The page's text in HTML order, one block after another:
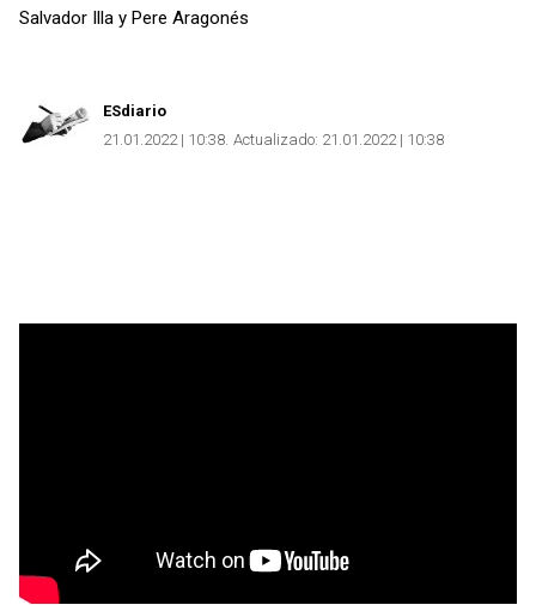
Salvador Illa y Pere Aragonés
ESdiario
21.01.2022 | 10:38 Actualizado: 21.01.2022 | 10:38